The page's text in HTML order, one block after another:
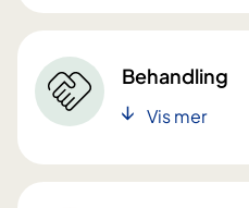
Behandling
Vis mer